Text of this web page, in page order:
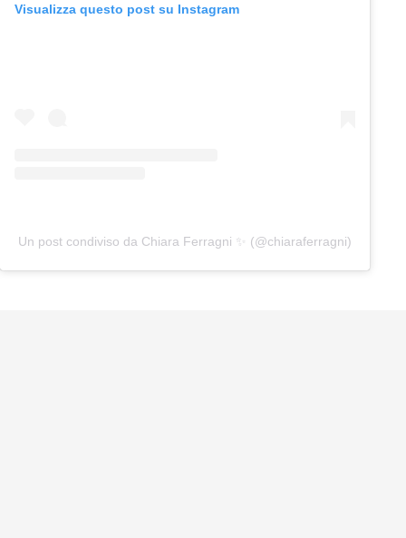
Visualizza questo post su Instagram
Un post condiviso da Chiara Ferragni ✨ (@chiaraferragni)